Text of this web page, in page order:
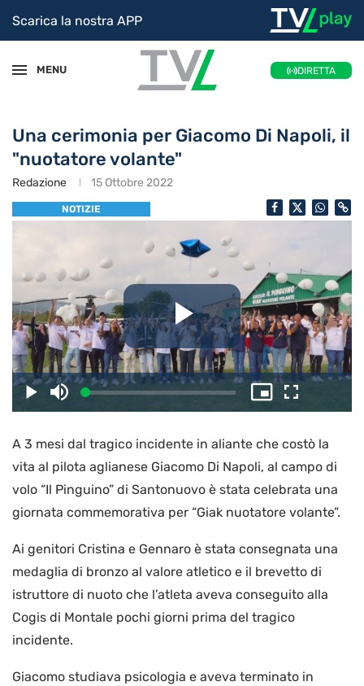
Scarica la nostra APP
MENU DIRETTA
Una cerimonia per Giacomo Di Napoli, il
"nuotatore volante"
Redazione 15 Ottobre 2022
NOTIZIE
il
video
PlayDisattiva
l’audio
Caricato:
3.50%
Picture-
in-
Schermo
intero
A 3 mesi dal tragico incidente in aliante che costò la
vita al pilota aglianese Giacomo Di Napoli, al campo di
volo “Il Pinguino” di Santonuovo è stata celebrata una
giornata commemorativa per “Giak nuotatore volante”.
Ai genitori Cristina e Gennaro è stata consegnata una
medaglia di bronzo al valore atletico e il brevetto di
istruttore di nuoto che l’atleta aveva conseguito alla
Cogis di Montale pochi giorni prima del tragico
incidente.
Giacomo studiava psicologia e aveva terminato in